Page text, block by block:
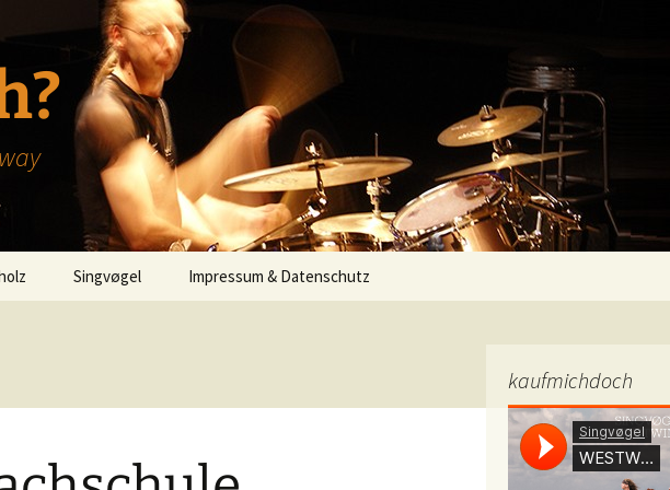
Singvøgel Impressum & Datenschutz
kaufmichdoch